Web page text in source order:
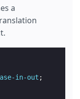
a
in-out ;